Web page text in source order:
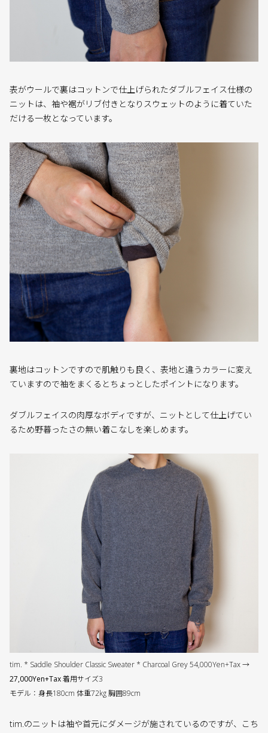
表がウールで裏はコットンで仕上げられたダブルフェイス仕様の
ニットは、袖や裾がリブ付きとなりスウェットのように着ていた
だける一枚となっています。
裏地はコットンですので肌触りも良く、表地と違うカラーに変え
ていますので袖をまくるとちょっとしたポイントになります。
ダブルフェイスの肉厚なボディですが、ニットとして仕上げてい
るため野暮ったさの無い着こなしを楽しめます。
tim. * Saddle Shoulder Classic Sweater * Charcoal Grey 54,000Yen+Tax →
27,000Yen+Tax着用サイズ3
モデル：身長180cm 体重72kg 胸囲89cm
tim.のニットは袖や首元にダメージが施されているのですが、こち